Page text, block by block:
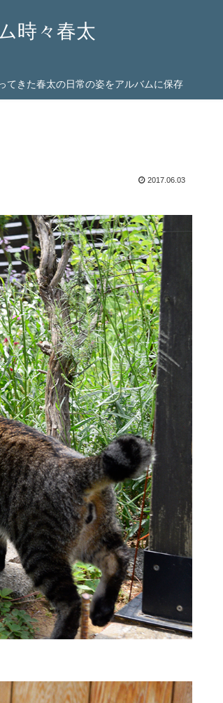
時々春太
きた春太の日常の姿をアルバムに保存
2017.06.03